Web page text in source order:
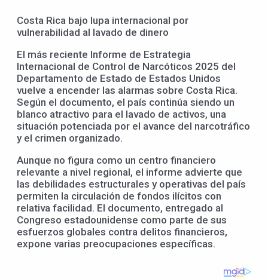
Costa Rica bajo lupa internacional por
vulnerabilidad al lavado de dinero
El más reciente Informe de Estrategia
Internacional de Control de Narcóticos 2025 del
Departamento de Estado de Estados Unidos
vuelve a encender las alarmas sobre Costa Rica.
Según el documento, el país continúa siendo un
blanco atractivo para el lavado de activos, una
situación potenciada por el avance del narcotráfico
y el crimen organizado.
Aunque no figura como un centro financiero
relevante a nivel regional, el informe advierte que
las debilidades estructurales y operativas del país
permiten la circulación de fondos ilícitos con
relativa facilidad. El documento, entregado al
Congreso estadounidense como parte de sus
esfuerzos globales contra delitos financieros,
expone varias preocupaciones específicas.